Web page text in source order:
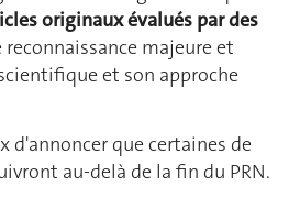
originaux évalués par des
majeure et
et son approche
d'annoncer que certaines de
au-delà de la fin du PRN.